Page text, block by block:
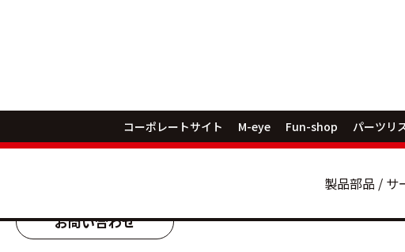
コーポレートサイト M-eye Fun-shop パーツリ
製品
ベースマシン
業種
部品 / サ
サー
・バイオマス
お問い合わせ